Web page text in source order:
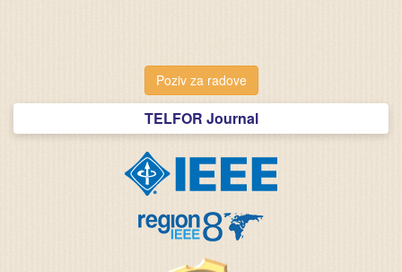
Poziv za radove
TELFOR Journal